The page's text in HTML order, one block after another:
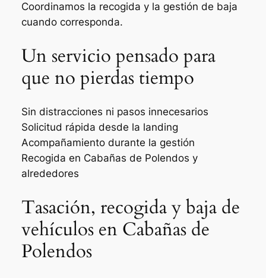
Coordinamos la recogida y la gestión de baja
cuando corresponda.
Un servicio pensado para
que no pierdas tiempo
Sin distracciones ni pasos innecesarios
Solicitud rápida desde la landing
Acompañamiento durante la gestión
Recogida en Cabañas de Polendos y
alrededores
Tasación, recogida y baja de
vehículos en Cabañas de
Polendos